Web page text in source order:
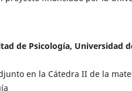
de Psicología, Universidad
en la Cátedra II de la